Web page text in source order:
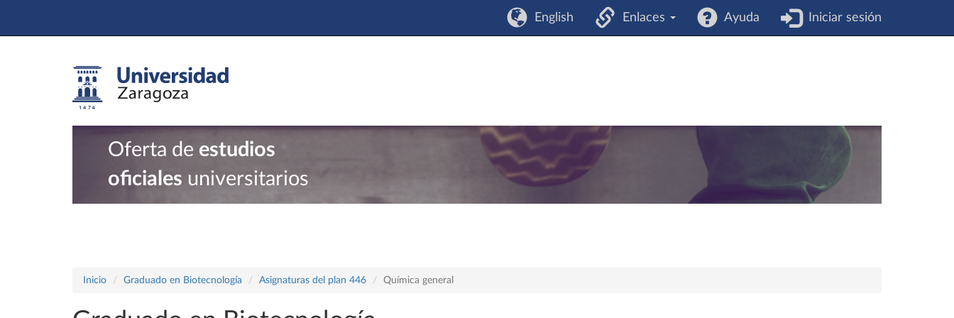
English Enlaces Ayuda Iniciar sesión
Oferta de estudios
oficiales universitarios
Inicio Graduado en Biotecnología Asignaturas del plan 446 Química general